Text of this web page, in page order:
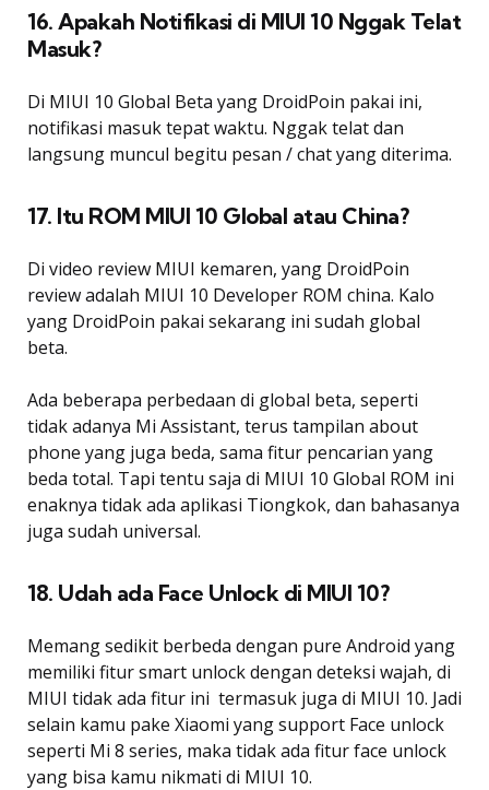
16. Apakah Notifikasi di MIUI 10 Nggak Telat
Masuk?
Di MIUI 10 Global Beta yang DroidPoin pakai ini,
notifikasi masuk tepat waktu. Nggak telat dan
langsung muncul begitu pesan / chat yang diterima.
17. Itu ROM MIUI 10 Global atau China?
Di video review MIUI kemaren, yang DroidPoin
review adalah MIUI 10 Developer ROM china. Kalo
yang DroidPoin pakai sekarang ini sudah global
beta.
Ada beberapa perbedaan di global beta, seperti
tidak adanya Mi Assistant, terus tampilan about
phone yang juga beda, sama fitur pencarian yang
beda total. Tapi tentu saja di MIUI 10 Global ROM ini
enaknya tidak ada aplikasi Tiongkok, dan bahasanya
juga sudah universal.
18. Udah ada Face Unlock di MIUI 10?
Memang sedikit berbeda dengan pure Android yang
memiliki fitur smart unlock dengan deteksi wajah, di
MIUI tidak ada fitur ini  termasuk juga di MIUI 10. Jadi
selain kamu pake Xiaomi yang support Face unlock
seperti Mi 8 series, maka tidak ada fitur face unlock
yang bisa kamu nikmati di MIUI 10.